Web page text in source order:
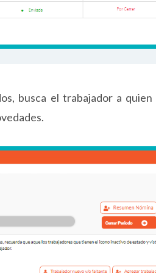
busca el trabajador a quien